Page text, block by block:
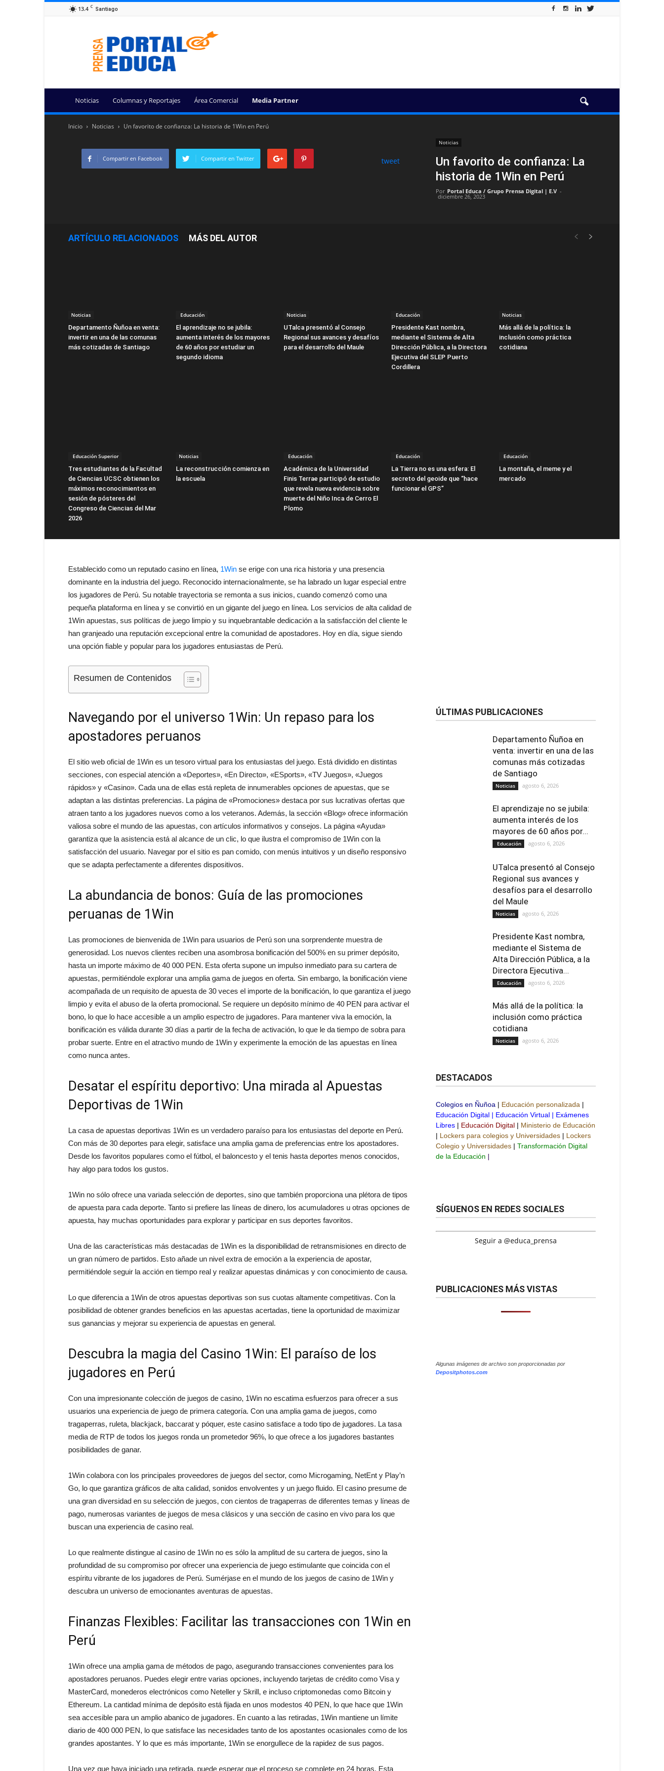
13.4 C Santiago
Portal
Educa
Noticias Columnas y Reportajes Área Comercial Media Partner
Inicio Noticias Un favorito de confianza: La historia de 1Win en Perú
Noticias
Un favorito de confianza: La
historia de 1Win en Perú
Por Portal Educa / Grupo Prensa Digital | E.V -
diciembre 26, 2023
Compartir en Facebook Compartir en Twitter tweet
ARTÍCULO RELACIONADOS MÁS DEL AUTOR
Noticias
Departamento Ñuñoa en venta:
invertir en una de las comunas
más cotizadas de Santiago
Educación
El aprendizaje no se jubila:
aumenta interés de los mayores
de 60 años por estudiar un
segundo idioma
Noticias
UTalca presentó al Consejo
Regional sus avances y desafíos
para el desarrollo del Maule
Educación
Presidente Kast nombra,
mediante el Sistema de Alta
Dirección Pública, a la Directora
Ejecutiva del SLEP Puerto
Cordillera
Noticias
Más allá de la política: la
inclusión como práctica
cotidiana
Educación Superior
Tres estudiantes de la Facultad
de Ciencias UCSC obtienen los
máximos reconocimientos en
sesión de pósteres del
Congreso de Ciencias del Mar
2026
Noticias
La reconstrucción comienza en
la escuela
Educación
Académica de la Universidad
Finis Terrae participó de estudio
que revela nueva evidencia sobre
muerte del Niño Inca de Cerro El
Plomo
Educación
La Tierra no es una esfera: El
secreto del geoide que “hace
funcionar el GPS”
Educación
La montaña, el meme y el
mercado
Establecido como un reputado casino en línea, 1Win se erige con una rica historia y una presencia
dominante en la industria del juego. Reconocido internacionalmente, se ha labrado un lugar especial entre
los jugadores de Perú. Su notable trayectoria se remonta a sus inicios, cuando comenzó como una
pequeña plataforma en línea y se convirtió en un gigante del juego en línea. Los servicios de alta calidad de
1Win apuestas, sus políticas de juego limpio y su inquebrantable dedicación a la satisfacción del cliente le
han granjeado una reputación excepcional entre la comunidad de apostadores. Hoy en día, sigue siendo
una opción fiable y popular para los jugadores entusiastas de Perú.
Resumen de Contenidos
Navegando por el universo 1Win: Un repaso para los
apostadores peruanos
El sitio web oficial de 1Win es un tesoro virtual para los entusiastas del juego. Está dividido en distintas
secciones, con especial atención a «Deportes», «En Directo», «ESports», «TV Juegos», «Juegos
rápidos» y «Casino». Cada una de ellas está repleta de innumerables opciones de apuestas, que se
adaptan a las distintas preferencias. La página de «Promociones» destaca por sus lucrativas ofertas que
atraen tanto a los jugadores nuevos como a los veteranos. Además, la sección «Blog» ofrece información
valiosa sobre el mundo de las apuestas, con artículos informativos y consejos. La página «Ayuda»
garantiza que la asistencia está al alcance de un clic, lo que ilustra el compromiso de 1Win con la
satisfacción del usuario. Navegar por el sitio es pan comido, con menús intuitivos y un diseño responsivo
que se adapta perfectamente a diferentes dispositivos.
La abundancia de bonos: Guía de las promociones
peruanas de 1Win
Las promociones de bienvenida de 1Win para usuarios de Perú son una sorprendente muestra de
generosidad. Los nuevos clientes reciben una asombrosa bonificación del 500% en su primer depósito,
hasta un importe máximo de 40 000 PEN. Esta oferta supone un impulso inmediato para su cartera de
apuestas, permitiéndole explorar una amplia gama de juegos en oferta. Sin embargo, la bonificación viene
acompañada de un requisito de apuesta de 30 veces el importe de la bonificación, lo que garantiza el juego
limpio y evita el abuso de la oferta promocional. Se requiere un depósito mínimo de 40 PEN para activar el
bono, lo que lo hace accesible a un amplio espectro de jugadores. Para mantener viva la emoción, la
bonificación es válida durante 30 días a partir de la fecha de activación, lo que le da tiempo de sobra para
probar suerte. Entre en el atractivo mundo de 1Win y experimente la emoción de las apuestas en línea
como nunca antes.
Desatar el espíritu deportivo: Una mirada al Apuestas
Deportivas de 1Win
La casa de apuestas deportivas 1Win es un verdadero paraíso para los entusiastas del deporte en Perú.
Con más de 30 deportes para elegir, satisface una amplia gama de preferencias entre los apostadores.
Desde los favoritos populares como el fútbol, el baloncesto y el tenis hasta deportes menos conocidos,
hay algo para todos los gustos.
1Win no sólo ofrece una variada selección de deportes, sino que también proporciona una plétora de tipos
de apuesta para cada deporte. Tanto si prefiere las líneas de dinero, los acumuladores u otras opciones de
apuesta, hay muchas oportunidades para explorar y participar en sus deportes favoritos.
Una de las características más destacadas de 1Win es la disponibilidad de retransmisiones en directo de
un gran número de partidos. Esto añade un nivel extra de emoción a la experiencia de apostar,
permitiéndole seguir la acción en tiempo real y realizar apuestas dinámicas y con conocimiento de causa.
Lo que diferencia a 1Win de otros apuestas deportivas son sus cuotas altamente competitivas. Con la
posibilidad de obtener grandes beneficios en las apuestas acertadas, tiene la oportunidad de maximizar
sus ganancias y mejorar su experiencia de apuestas en general.
Descubra la magia del Casino 1Win: El paraíso de los
jugadores en Perú
Con una impresionante colección de juegos de casino, 1Win no escatima esfuerzos para ofrecer a sus
usuarios una experiencia de juego de primera categoría. Con una amplia gama de juegos, como
tragaperras, ruleta, blackjack, baccarat y póquer, este casino satisface a todo tipo de jugadores. La tasa
media de RTP de todos los juegos ronda un prometedor 96%, lo que ofrece a los jugadores bastantes
posibilidades de ganar.
1Win colabora con los principales proveedores de juegos del sector, como Microgaming, NetEnt y Play’n
Go, lo que garantiza gráficos de alta calidad, sonidos envolventes y un juego fluido. El casino presume de
una gran diversidad en su selección de juegos, con cientos de tragaperras de diferentes temas y líneas de
pago, numerosas variantes de juegos de mesa clásicos y una sección de casino en vivo para los que
buscan una experiencia de casino real.
Lo que realmente distingue al casino de 1Win no es sólo la amplitud de su cartera de juegos, sino la
profundidad de su compromiso por ofrecer una experiencia de juego estimulante que coincida con el
espíritu vibrante de los jugadores de Perú. Sumérjase en el mundo de los juegos de casino de 1Win y
descubra un universo de emocionantes aventuras de apuestas.
Finanzas Flexibles: Facilitar las transacciones con 1Win en
Perú
1Win ofrece una amplia gama de métodos de pago, asegurando transacciones convenientes para los
apostadores peruanos. Puedes elegir entre varias opciones, incluyendo tarjetas de crédito como Visa y
MasterCard, monederos electrónicos como Neteller y Skrill, e incluso criptomonedas como Bitcoin y
Ethereum. La cantidad mínima de depósito está fijada en unos modestos 40 PEN, lo que hace que 1Win
sea accesible para un amplio abanico de jugadores. En cuanto a las retiradas, 1Win mantiene un límite
diario de 400 000 PEN, lo que satisface las necesidades tanto de los apostantes ocasionales como de los
grandes apostantes. Y lo que es más importante, 1Win se enorgullece de la rapidez de sus pagos.
Una vez que haya iniciado una retirada, puede esperar que el proceso se complete en 24 horas. Esta
ÚLTIMAS PUBLICACIONES
Departamento Ñuñoa en
venta: invertir en una de las
comunas más cotizadas
de Santiago
Noticias agosto 6, 2026
El aprendizaje no se jubila:
aumenta interés de los
mayores de 60 años por...
Educación agosto 6, 2026
UTalca presentó al Consejo
Regional sus avances y
desafíos para el desarrollo
del Maule
Noticias agosto 6, 2026
Presidente Kast nombra,
mediante el Sistema de
Alta Dirección Pública, a la
Directora Ejecutiva...
Educación agosto 6, 2026
Más allá de la política: la
inclusión como práctica
cotidiana
Noticias agosto 6, 2026
DESTACADOS
Colegios en Ñuñoa | Educación personalizada |
Educación Digital | Educación Virtual | Exámenes
Libres | Educación Digital | Ministerio de Educación
| Lockers para colegios y Universidades | Lockers
Colegio y Universidades | Transformación Digital
de la Educación |
SÍGUENOS EN REDES SOCIALES
Seguir a @educa_prensa
PUBLICACIONES MÁS VISTAS
Algunas imágenes de archivo son proporcionadas por
Depositphotos.com